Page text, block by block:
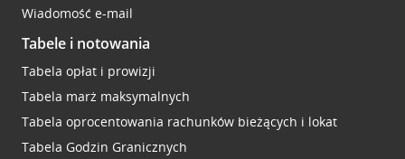
Wiadomość e-mail
Tabele i notowania
Tabela opłat i prowizji
Tabela marż maksymalnych
Tabela oprocentowania rachunków bieżących i lokat
Tabela Godzin Granicznych